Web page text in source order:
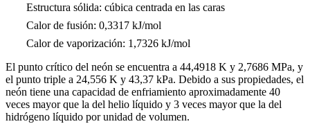
Estructura sólida: cúbica centrada en las caras
Calor de fusión: 0,3317 kJ/mol
Calor de vaporización: 1,7326 kJ/mol
El punto crítico del neón se encuentra a 44,4918 K y 2,7686 MPa, y
el punto triple a 24,556 K y 43,37 kPa. Debido a sus propiedades, el
neón tiene una capacidad de enfriamiento aproximadamente 40
veces mayor que la del helio líquido y 3 veces mayor que la del
hidrógeno líquido por unidad de volumen.